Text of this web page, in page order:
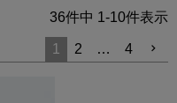
36件中 1-10件表示
1 2 … 4